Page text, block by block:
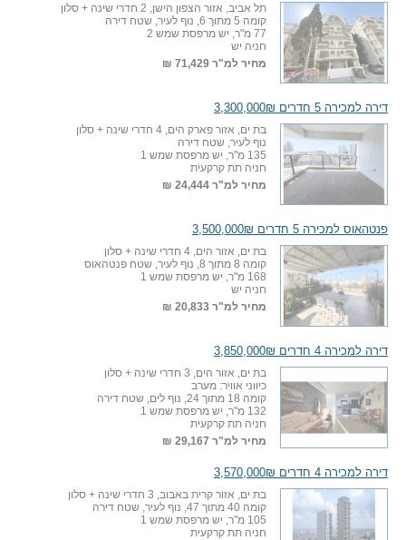
תל אביב, אזור הצפון הישן, 2 חדרי שינה + סלון
קומה 5 מתוך 6, נוף לעיר, שטח דירה
77 מ"ר, יש מרפסת שמש 2
חניה יש
מחיר למ"ר 71,429 ₪
דירה למכירה 5 חדרים 3,300,000₪
בת ים, אזור פארק הים, 4 חדרי שינה + סלון
נוף לעיר, שטח דירה
135 מ"ר, יש מרפסת שמש 1
חניה תת קרקעית
מחיר למ"ר 24,444 ₪
פנטהאוס למכירה 5 חדרים 3,500,000₪
בת ים, אזור הים, 4 חדרי שינה + סלון
קומה 8 מתוך 8, נוף לעיר, שטח פנטהאוס
168 מ"ר, יש מרפסת שמש 1
חניה יש
מחיר למ"ר 20,833 ₪
דירה למכירה 4 חדרים 3,850,000₪
בת ים, אזור הים, 3 חדרי שינה + סלון
כיווני אוויר: מערב
קומה 18 מתוך 24, נוף לים, שטח דירה
132 מ"ר, יש מרפסת שמש 1
חניה תת קרקעית
מחיר למ"ר 29,167 ₪
דירה למכירה 4 חדרים 3,570,000₪
בת ים, אזור קרית באבוב, 3 חדרי שינה + סלון
קומה 40 מתוך 47, נוף לעיר, שטח דירה
105 מ"ר, יש מרפסת שמש 1
חניה תת קרקעית